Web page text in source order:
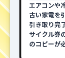
エアコンや
古い家電を
引き取り完
サイクル券
のコピーが